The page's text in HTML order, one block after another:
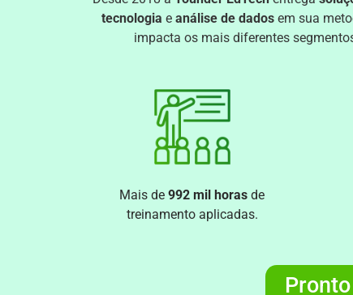
tecnologia e análise de dados em sua
impacta os mais diferentes
Mais de992 mil horas de
treinamento aplicadas.